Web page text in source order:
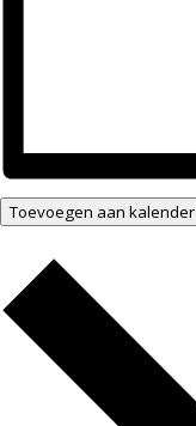
Toevoegen aan kalender